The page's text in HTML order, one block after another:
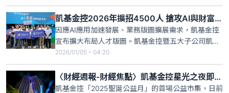
張，每股平均交易價格156.184元，累計交易總金額
達3.05億元，處分利益高達1.92億元，換算當初中華
開發創投持有中美晶的成本，平均每股僅58元。
凱基金控2026年擴招4500人 搶攻AI與財富管理
因應AI應用加速發展、業務版圖擴展需求，凱基金控
宣布擴大布局人才版圖。凱基金控暨五大子公司凱基
銀行、凱基人壽、凱基證券、凱基投信及中華開發資
本，預計於2026年招募超過4500名新進人才，較前
一年增加約500人，徵才重點鎖定數位科技與財富管
理等領域。
2026/01/05・04:20
〈財經週報-財經焦點〉凱基金控星光之夜即將登場 打造城市共享的平安夜
凱基金控「2025聖誕公益月」的首場公益市集，日前